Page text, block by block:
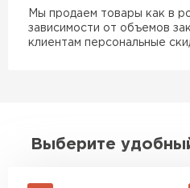
Мы продаем товары как в
зависимости от объемов
клиентам персональные
Выберите